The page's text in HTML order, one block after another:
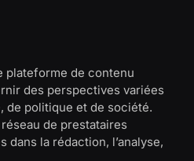
plateforme de contenu
des perspectives variées
de politique et de société.
de prestataires
dans la rédaction, l’analyse,